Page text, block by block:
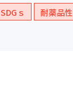
SDGｓ 耐薬品性